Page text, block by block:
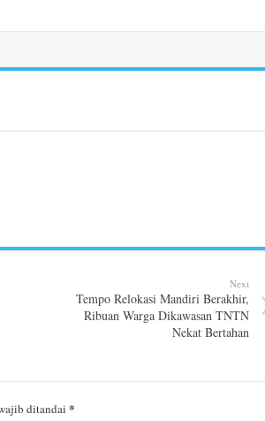
Next
Tempo Relokasi Mandiri Berakhir,
Ribuan Warga Dikawasan TNTN
Nekat Bertahan
ditandai *